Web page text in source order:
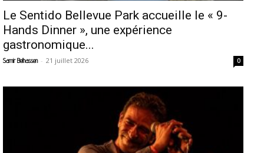
Le Sentido Bellevue Park accueille le « 9-
Hands Dinner », une expérience
gastronomique...
Samir Belhassen - 21 juillet 2026 0